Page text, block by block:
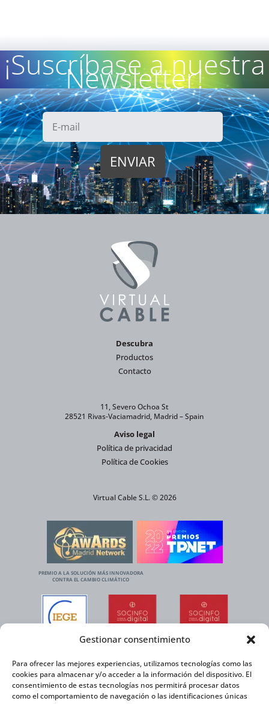
Gestionar consentimiento
Para ofrecer las mejores experiencias, utilizamos tecnologías como las
cookies para almacenar y/o acceder a la información del dispositivo. El
consentimiento de estas tecnologías nos permitirá procesar datos
como el comportamiento de navegación o las identificaciones únicas
¡Suscríbase a nuestra
Newsletter!
Descubra
Productos
Contacto
11, Severo Ochoa St
28521 Rivas-Vaciamadrid, Madrid – Spain
Aviso legal
Política de privacidad
Política de Cookies
Virtual Cable S.L. © 2026
PREMIO A LA SOLUCIÓN MÁS INNOVADORA
CONTRA EL CAMBIO CLIMÁTICO